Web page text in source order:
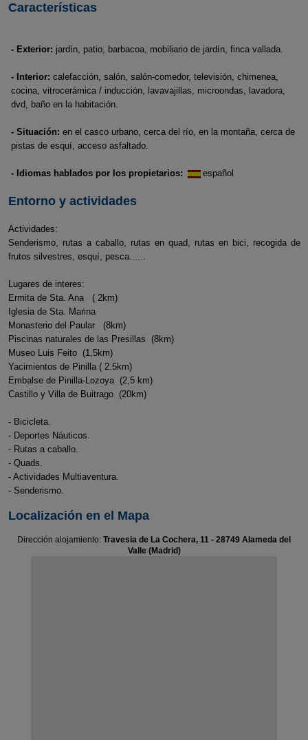
Características
- Exterior: jardín, patio, barbacoa, mobiliario de jardín, finca vallada.
- Interior: calefacción, salón, salón-comedor, televisión, chimenea,
cocina, vitrocerámica / inducción, lavavajillas, microondas, lavadora,
dvd, baño en la habitación.
- Situación: en el casco urbano, cerca del río, en la montaña, cerca de
pistas de esquí, acceso asfaltado.
- Idiomas hablados por los propietarios: español
Entorno y actividades
Actividades:
Senderismo, rutas a caballo, rutas en quad, rutas en bici, recogida de
frutos silvestres, esquí, pesca......
Lugares de interes:
Ermita de Sta. Ana ( 2km)
Iglesia de Sta. Marina
Monasterio del Paular (8km)
Piscinas naturales de las Presillas (8km)
Museo Luis Feito (1,5km)
Yacimientos de Pinilla ( 2.5km)
Embalse de Pinilla-Lozoya (2,5 km)
Castillo y Villa de Buitrago (20km)
- Bicicleta.
- Deportes Náuticos.
- Rutas a caballo.
- Quads.
- Actividades Multiaventura.
- Senderismo.
Localización en el Mapa
Dirección alojamiento: Travesia de La Cochera, 11 - 28749 Alameda del
Valle (Madrid)